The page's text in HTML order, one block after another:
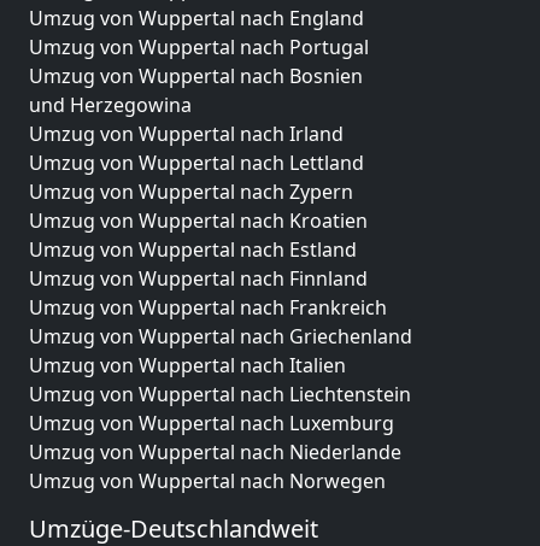
Umzug von Wuppertal nach England
Umzug von Wuppertal nach Portugal
Umzug von Wuppertal nach Bosnien
und Herzegowina
Umzug von Wuppertal nach Irland
Umzug von Wuppertal nach Lettland
Umzug von Wuppertal nach Zypern
Umzug von Wuppertal nach Kroatien
Umzug von Wuppertal nach Estland
Umzug von Wuppertal nach Finnland
Umzug von Wuppertal nach Frankreich
Umzug von Wuppertal nach Griechenland
Umzug von Wuppertal nach Italien
Umzug von Wuppertal nach Liechtenstein
Umzug von Wuppertal nach Luxemburg
Umzug von Wuppertal nach Niederlande
Umzug von Wuppertal nach Norwegen
Umzüge-Deutschlandweit